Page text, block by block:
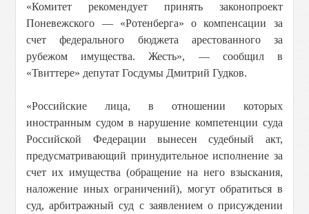
«Комитет рекомендует принять законопроект
Поневежского — «Ротенберга» о компенсации за
счет федерального бюджета арестованного за
рубежом имущества. Жесть», — сообщил в
«Твиттере» депутат Госдумы Дмитрий Гудков.
«Российские лица, в отношении которых
иностранным судом в нарушение компетенции суда
Российской Федерации вынесен судебный акт,
предусматривающий принудительное исполнение за
счет их имущества (обращение на него взыскания,
наложение иных ограничений), могут обратиться в
суд, арбитражный суд с заявлением о присуждении